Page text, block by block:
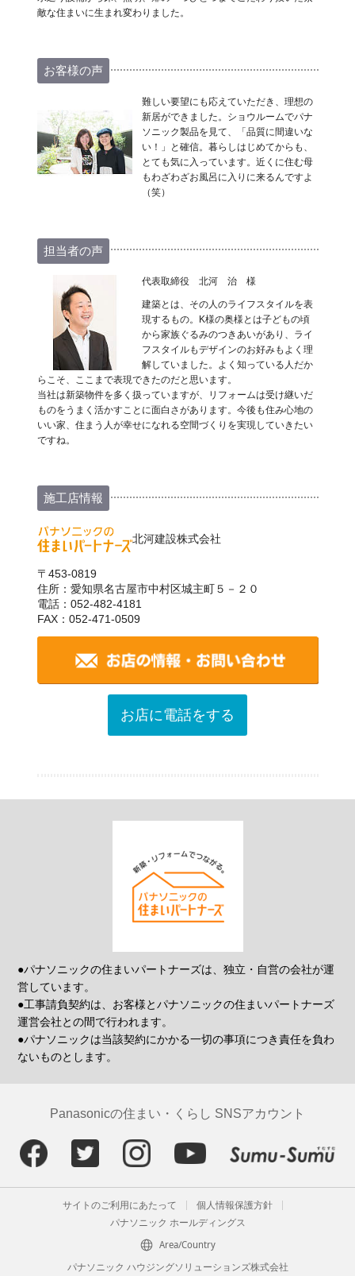
敵な住まいに生まれ変わりました。
お客様の声
難しい要望にも応えていただき、理想の
新居ができました。ショウルームでパナ
ソニック製品を見て、「品質に間違いな
い！」と確信。暮らしはじめてからも、
とても気に入っています。近くに住む母
もわざわざお風呂に入りに来るんですよ
（笑）
担当者の声
代表取締役 北河 治 様
建築とは、その人のライフスタイルを表
現するもの。K様の奥様とは子どもの頃
から家族ぐるみのつきあいがあり、ライ
フスタイルもデザインのお好みもよく理
解していました。よく知っている人だか
らこそ、ここまで表現できたのだと思います。
当社は新築物件を多く扱っていますが、リフォームは受け継いだ
ものをうまく活かすことに面白さがあります。今後も住み心地の
いい家、住まう人が幸せになれる空間づくりを実現していきたい
ですね。
施工店情報
北河建設株式会社
〒453-0819
住所：愛知県名古屋市中村区城主町５－２０
電話：052-482-4181
FAX：052-471-0509
お店に電話をする
●パナソニックの住まいパートナーズは、独立・自営の会社が運
営しています。
●工事請負契約は、お客様とパナソニックの住まいパートナーズ
運営会社との間で行われます。
●パナソニックは当該契約にかかる一切の事項につき責任を負わ
ないものとします。
Panasonicの住まい・くらし SNSアカウント
サイトのご利用にあたって
個人情報保護方針
パナソニック ホールディングス
Area/Country
パナソニック ハウジングソリューションズ株式会社